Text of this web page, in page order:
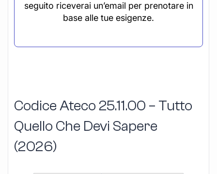
seguito riceverai un’email per prenotare in
base alle tue esigenze.
Codice Ateco 25.11.00 – Tutto
Quello Che Devi Sapere
(2026)